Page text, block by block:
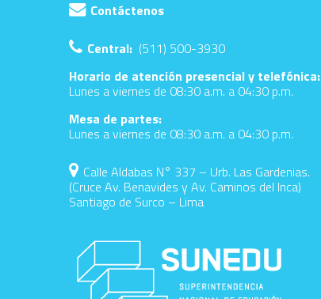
Contáctenos
Central: (511) 500-3930
Horario de atención presencial y telefónica:
Lunes a viernes de 08:30 a.m. a 04:30 p.m.
Mesa de partes:
Lunes a viernes de 08:30 a.m. a 04:30 p.m.
Calle Aldabas N° 337 – Urb. Las Gardenias.
(Cruce Av. Benavides y Av. Caminos del Inca)
Santiago de Surco – Lima